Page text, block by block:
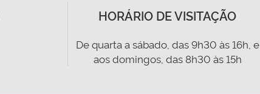
HORÁRIO DE VISITAÇÃO
De quarta a sábado, das 9h30 às 16h, e
aos domingos, das 8h30 às 15h